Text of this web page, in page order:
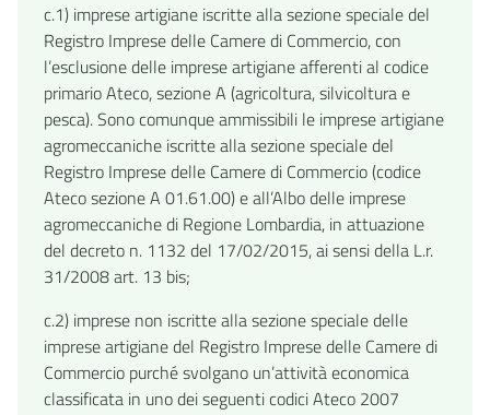
c.1) imprese artigiane iscritte alla sezione speciale del
Registro Imprese delle Camere di Commercio, con
l’esclusione delle imprese artigiane afferenti al codice
primario Ateco, sezione A (agricoltura, silvicoltura e
pesca). Sono comunque ammissibili le imprese artigiane
agromeccaniche iscritte alla sezione speciale del
Registro Imprese delle Camere di Commercio (codice
Ateco sezione A 01.61.00) e all’Albo delle imprese
agromeccaniche di Regione Lombardia, in attuazione
del decreto n. 1132 del 17/02/2015, ai sensi della L.r.
31/2008 art. 13 bis;
c.2) imprese non iscritte alla sezione speciale delle
imprese artigiane del Registro Imprese delle Camere di
Commercio purché svolgano un’attività economica
classificata in uno dei seguenti codici Ateco 2007